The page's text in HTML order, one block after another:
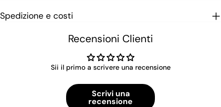
Spedizione e costi
Recensioni Clienti
Sii il primo a scrivere una recensione
Scrivi una
recensione